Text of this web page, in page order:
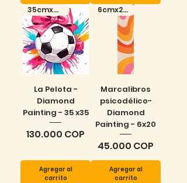
35cmx35cm
La Pelota -
Diamond
Painting - 35 x35
Precio
130.000 COP
Agregar al
carrito
6cmx20cm
Marcalibros
psicodélico-
Diamond
Painting - 6x20
Precio
45.000 COP
Agregar al
carrito